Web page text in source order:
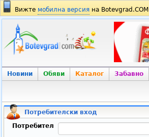
Вижте мобилна версия на Botevgrad.COM
Новини Обяви Каталог Забавно
Потребителски вход
Потребител